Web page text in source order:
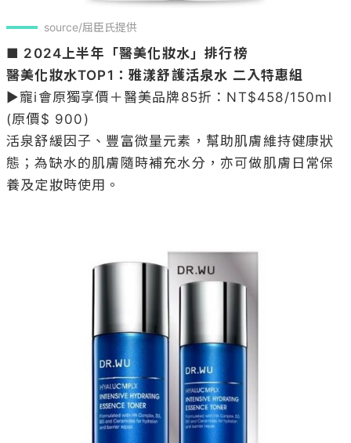
source/屈臣氏提供
■ 2024上半年「醫美化妝水」排行榜
醫美化妝水TOP1：雅漾舒護活泉水 二入特惠組
▶寵i會原獨享價＋醫美品牌85折：NT$458/150ml
(原價$ 900)
活泉舒緩因子、豐富微量元素，幫助肌膚維持健康狀
態；為缺水的肌膚隨時補充水分，亦可做肌膚日常保
養及定妝時使用。